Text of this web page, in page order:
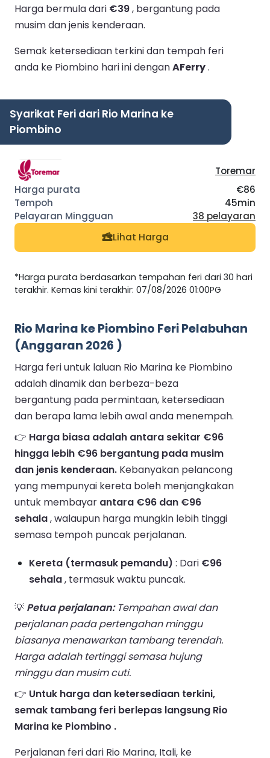
Harga bermula dari €39, bergantung pada
musim dan jenis kenderaan.
Semak ketersediaan terkini dan tempah feri
anda ke Piombino hari ini denganAFerry.
Syarikat Feri dari Rio Marina ke
Piombino
Toremar
€86
45min
38 pelayaran
Lihat Harga
*Harga purata berdasarkan tempahan feri dari 30 hari
terakhir. Kemas kini terakhir: 07/08/2026 01:00PG
Rio Marina ke Piombino Feri Pelabuhan
(Anggaran 2026 )
Harga feri untuk laluan Rio Marina ke Piombino
adalah dinamik dan berbeza-beza
bergantung pada permintaan, ketersediaan
dan berapa lama lebih awal anda menempah.
👉 Harga biasa adalah antara sekitar €96
hingga lebih €96 bergantung pada musim
dan jenis kenderaan. Kebanyakan pelancong
yang mempunyai kereta boleh menjangkakan
untuk membayar antara €96 dan €96
sehala, walaupun harga mungkin lebih tinggi
semasa tempoh puncak perjalanan.
Kereta (termasuk pemandu) : Dari €96
sehala, termasuk waktu puncak.
💡 Petua perjalanan:Tempahan awal dan
perjalanan pada pertengahan minggu
biasanya menawarkan tambang terendah.
Harga adalah tertinggi semasa hujung
minggu dan musim cuti.
👉 Untuk harga dan ketersediaan terkini,
semak tambang feri berlepas langsung Rio
Marina ke Piombino .
Perjalanan feri dari Rio Marina, Itali, ke